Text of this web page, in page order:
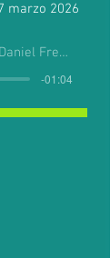
marzo 2026
Daniel Fregoso
-01:04